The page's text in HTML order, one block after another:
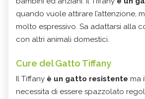
quando vuole attirare l’attenzione,
molto espressivo. Sa adattarsi alla
con altri animali domestici.
Cure del Gatto Tiffany
Il Tiffany è un gatto resistente ma
necessita di essere spazzolato